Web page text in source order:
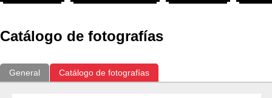
Catálogo de fotografías
General Catálogo de fotografías